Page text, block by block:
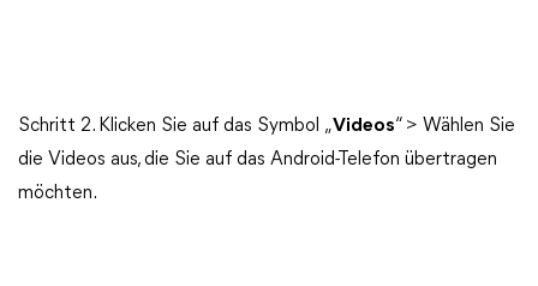
Schritt 2. Klicken Sie auf das Symbol „Videos“ > Wählen Sie
die Videos aus, die Sie auf das Android-Telefon übertragen
möchten.